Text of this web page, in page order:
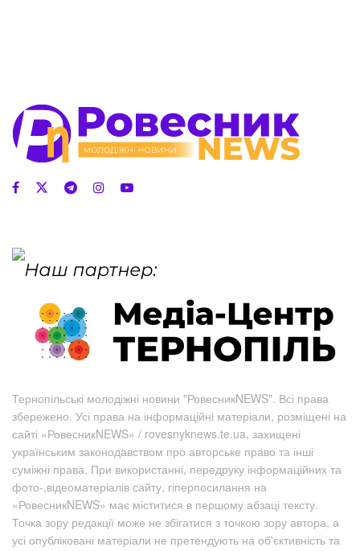
Тернопільські молодіжні новини "РовесникNEWS". Всі права
збережено. Усі права на інформаційні матеріали, розміщені на
сайті «РовесникNEWS» / rovesnyknews.te.ua, захищені
українським законодавством про авторське право та інші
суміжні права. При використанні, передруку інформаційних та
фото-,відеоматеріалів сайту, гіперпосилання на
«РовесникNEWS» має міститися в першому абзаці тексту.
Точка зору редакції може не збігатися з точкою зору автора, а
усі опубліковані матеріали не претендують на об'єктивність та